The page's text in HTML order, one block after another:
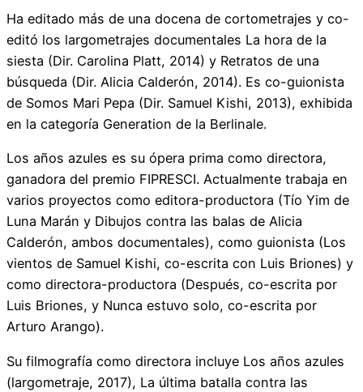
Ha editado más de una docena de cortometrajes y co-
editó los largometrajes documentales La hora de la
siesta (Dir. Carolina Platt, 2014) y Retratos de una
búsqueda (Dir. Alicia Calderón, 2014). Es co-guionista
de Somos Mari Pepa (Dir. Samuel Kishi, 2013), exhibida
en la categoría Generation de la Berlinale.
Los años azules es su ópera prima como directora,
ganadora del premio FIPRESCI. Actualmente trabaja en
varios proyectos como editora-productora (Tío Yim de
Luna Marán y Dibujos contra las balas de Alicia
Calderón, ambos documentales), como guionista (Los
vientos de Samuel Kishi, co-escrita con Luis Briones) y
como directora-productora (Después, co-escrita por
Luis Briones, y Nunca estuvo solo, co-escrita por
Arturo Arango).
Su filmografía como directora incluye Los años azules
(largometraje, 2017), La última batalla contra las